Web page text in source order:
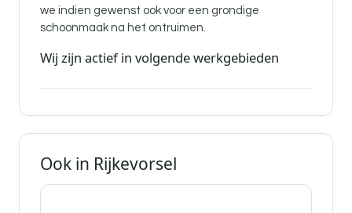
we indien gewenst ook voor een grondige
schoonmaak na het ontruimen.
Wij zijn actief in volgende werkgebieden
Ook in Rijkevorsel